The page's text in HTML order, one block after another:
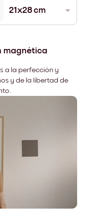
21x28 cm
magnética
a la perfección y
y de la libertad de